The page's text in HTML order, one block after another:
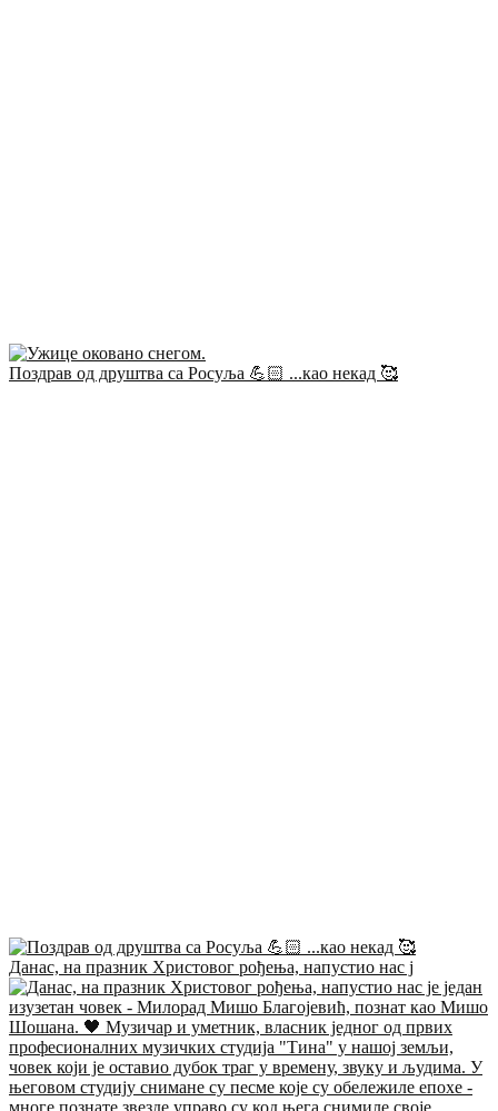
Поздрав од друштва са Росуља 💪🏻 ...као некад 🥰
Данас, на празник Христовог рођења, напустио нас ј